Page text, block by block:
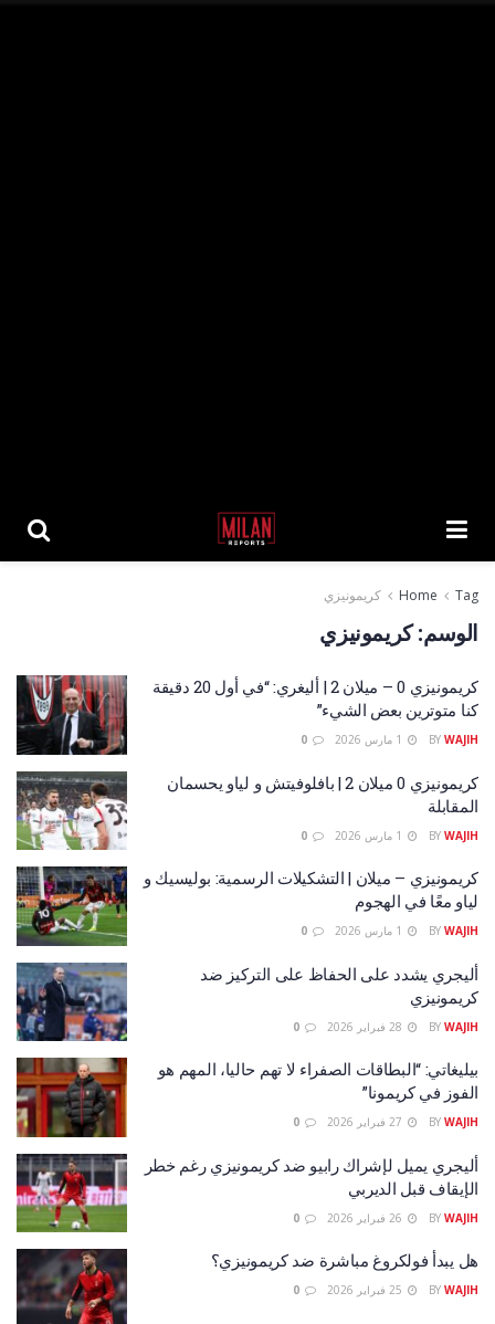
Home Tag كريمونيزي
الوسم:كريمونيزي
كريمونيزي 0 – ميلان 2 | أليغري: “في أول 20 دقيقة
كنا متوترين بعض الشيء”
BY WAJIH
كريمونيزي 0 ميلان 2 | بافلوفيتش و لياو يحسمان
المقابلة
BY WAJIH
كريمونيزي – ميلان | التشكيلات الرسمية: بوليسيك و
لياو معًا في الهجوم
BY WAJIH
أليجري يشدد على الحفاظ على التركيز ضد
كريمونيزي
BY WAJIH
بيليغاتي: “البطاقات الصفراء لا تهم حاليا، المهم هو
الفوز في كريمونا”
BY WAJIH
أليجري يميل لإشراك رابيو ضد كريمونيزي رغم خطر
الإيقاف قبل الديربي
BY WAJIH
هل يبدأ فولكروغ مباشرة ضد كريمونيزي؟
BY WAJIH